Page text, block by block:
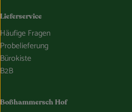
Lieferservice
Häufige Fragen
Probelieferung
Bürokiste
B2B
Boßhammersch Hof